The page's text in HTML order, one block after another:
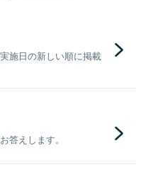
施日の新しい順に掲載
答えします。